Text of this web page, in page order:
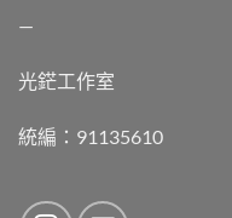
—
光鋩工作室
統編：91135610